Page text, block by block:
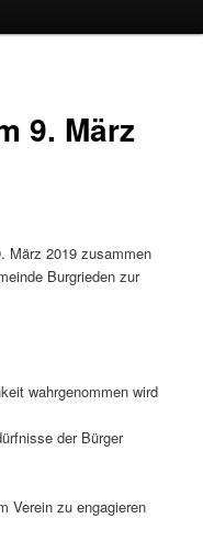
9. März
März 2019 zusammen
Burgrieden zur
wahrgenommen wird
der Bürger
Verein zu engagieren